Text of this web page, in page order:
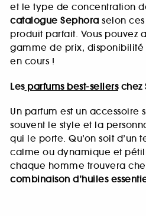
et le type de concentration
catalogue Sephora selon
produit parfait. Vous pouvez
gamme de prix,
en cours !
Lesparfums best-sellerschez
Un parfum est un accessoire
souvent le style et la
qui le porte. Qu’on soit d’un
calme ou dynamique et
chaque homme trouvera
combinaison d’huiles